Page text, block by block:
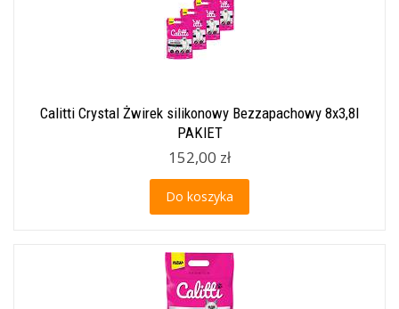
Calitti Crystal Żwirek silikonowy Bezzapachowy 8x3,8l
PAKIET
152,00 zł
Do koszyka